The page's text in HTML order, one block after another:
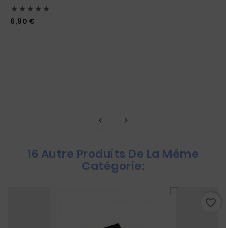
    
6,90 €
16 Autre Produits De La Même
Catégorie:
favorite_border